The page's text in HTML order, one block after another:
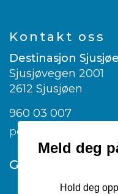
Kontakt oss
Destinasjon
Sjusjøvegen 2001
2612 Sjusjøen
960 03 007
Google
Meld deg
Hold deg